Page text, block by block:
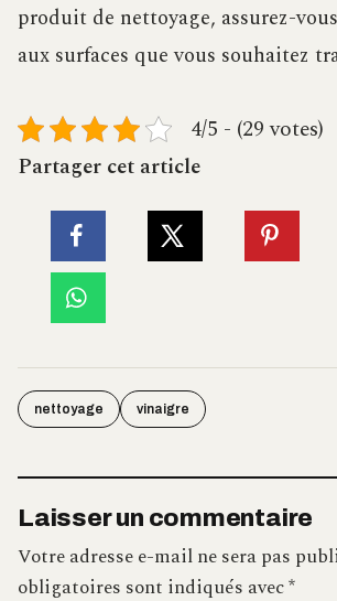
produit de nettoyage, assurez-
aux surfaces que vous souhaitez
4/5 - (29 votes)
Partager cet article
nettoyage vinaigre
Laisser un commentaire
Votre adresse e-mail ne sera pas
obligatoires sont indiqués avec*